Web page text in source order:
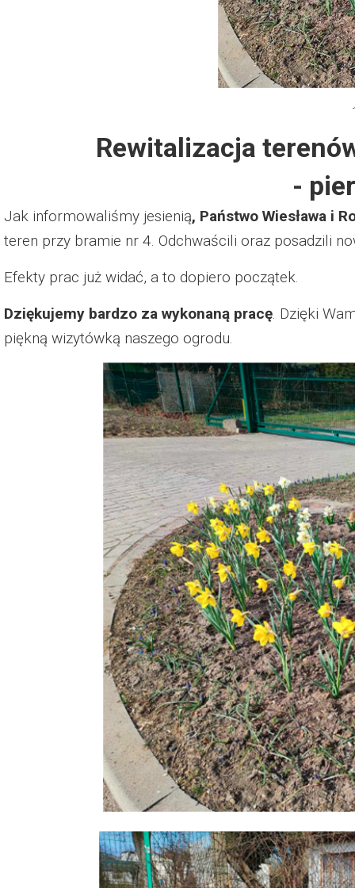
Protest w Warszawie 2013
Protest w Bydgoszczy 2013
Dzień Działkowca 2014
Dzień Działkowca 2019
Dzień Działkowca 2022
Dzień Działkowca 2023
Dzień Działkowca 2025
Rewitalizacja
-
Jak informowaliśmy jesienią, Państwo Wiesława i
teren przy bramie nr 4. Odchwaścili oraz posadzili
Efekty prac już widać, a to dopiero początek.
Dziękujemy bardzo za wykonaną pracę. Dzięki
piękną wizytówką naszego ogrodu.